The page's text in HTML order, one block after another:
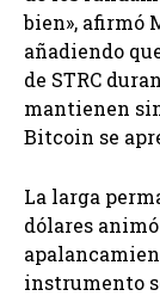
bien», afirmó
añadiendo
de STRC
mantienen
Bitcoin se
La larga
dólares
instrumento